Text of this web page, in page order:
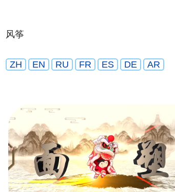
风筝
ZH EN RU FR ES DE AR